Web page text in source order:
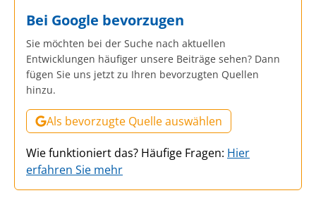
Bei Google bevorzugen
Sie möchten bei der Suche nach aktuellen
Entwicklungen häufiger unsere Beiträge sehen? Dann
fügen Sie uns jetzt zu Ihren bevorzugten Quellen
hinzu.
Als bevorzugte Quelle auswählen
Wie funktioniert das? Häufige Fragen: Hier
erfahren Sie mehr